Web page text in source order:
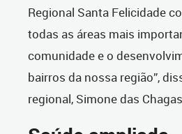
Regional Santa Felicidade
todas as áreas mais
comunidade e o
bairros da nossa região”,
regional, Simone das